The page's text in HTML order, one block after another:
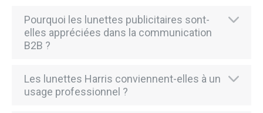
Pourquoi les lunettes publicitaires sont-
elles appréciées dans la communication
B2B ?
Les lunettes Harris conviennent-elles à un
usage professionnel ?